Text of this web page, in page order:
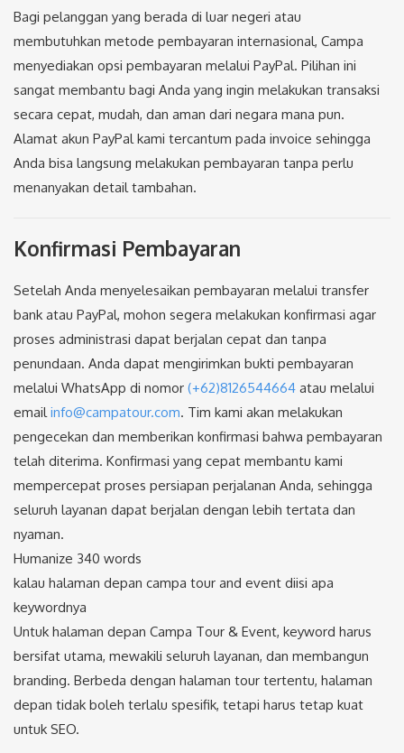
Bagi pelanggan yang berada di luar negeri atau
membutuhkan metode pembayaran internasional, Campa
menyediakan opsi pembayaran melalui PayPal. Pilihan ini
sangat membantu bagi Anda yang ingin melakukan transaksi
secara cepat, mudah, dan aman dari negara mana pun.
Alamat akun PayPal kami tercantum pada invoice sehingga
Anda bisa langsung melakukan pembayaran tanpa perlu
menanyakan detail tambahan.
Konfirmasi Pembayaran
Setelah Anda menyelesaikan pembayaran melalui transfer
bank atau PayPal, mohon segera melakukan konfirmasi agar
proses administrasi dapat berjalan cepat dan tanpa
penundaan. Anda dapat mengirimkan bukti pembayaran
melalui WhatsApp di nomor (+62)8126544664 atau melalui
emailinfo@campatour.com. Tim kami akan melakukan
pengecekan dan memberikan konfirmasi bahwa pembayaran
telah diterima. Konfirmasi yang cepat membantu kami
mempercepat proses persiapan perjalanan Anda, sehingga
seluruh layanan dapat berjalan dengan lebih tertata dan
nyaman.
Humanize 340 words
You
said:
kalau halaman depan campa tour and event diisi apa
keywordnya
ChatGPT
said:
Untuk halaman depan Campa Tour & Event, keyword harus
bersifat utama, mewakili seluruh layanan, dan membangun
branding. Berbeda dengan halaman tour tertentu, halaman
depan tidak boleh terlalu spesifik, tetapi harus tetap kuat
untuk SEO.